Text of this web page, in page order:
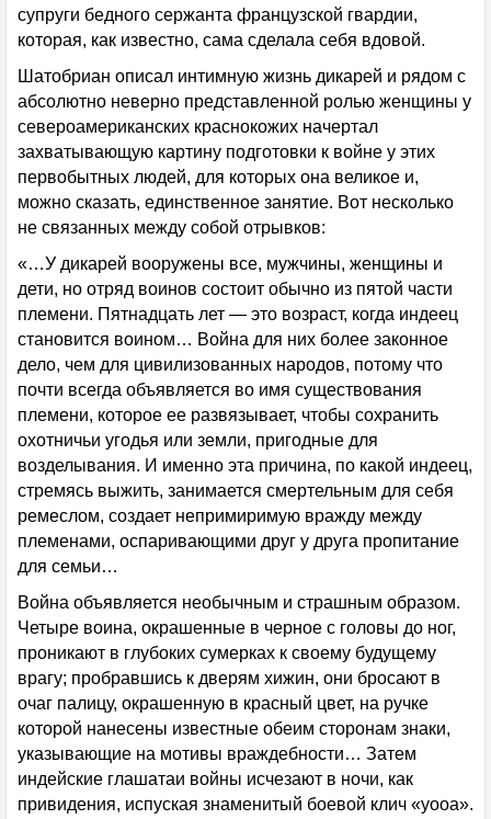
супруги бедного сержанта французской гвардии,
которая, как известно, сама сделала себя вдовой.
Шатобриан описал интимную жизнь дикарей и рядом с
абсолютно неверно представленной ролью женщины у
североамериканских краснокожих начертал
захватывающую картину подготовки к войне у этих
первобытных людей, для которых она великое и,
можно сказать, единственное занятие. Вот несколько
не связанных между собой отрывков:
«…У дикарей вооружены все, мужчины, женщины и
дети, но отряд воинов состоит обычно из пятой части
племени. Пятнадцать лет — это возраст, когда индеец
становится воином… Война для них более законное
дело, чем для цивилизованных народов, потому что
почти всегда объявляется во имя существования
племени, которое ее развязывает, чтобы сохранить
охотничьи угодья или земли, пригодные для
возделывания. И именно эта причина, по какой индеец,
стремясь выжить, занимается смертельным для себя
ремеслом, создает непримиримую вражду между
племенами, оспаривающими друг у друга пропитание
для семьи…
Война объявляется необычным и страшным образом.
Четыре воина, окрашенные в черное с головы до ног,
проникают в глубоких сумерках к своему будущему
врагу; пробравшись к дверям хижин, они бросают в
очаг палицу, окрашенную в красный цвет, на ручке
которой нанесены известные обеим сторонам знаки,
указывающие на мотивы враждебности… Затем
индейские глашатаи войны исчезают в ночи, как
привидения, испуская знаменитый боевой клич «уооа».